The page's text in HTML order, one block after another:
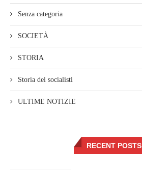
Senza categoria
SOCIETÀ
STORIA
Storia dei socialisti
ULTIME NOTIZIE
RECENT POSTS